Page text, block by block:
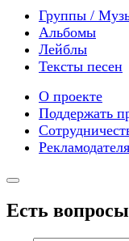
Группы /
Альбомы
Лейблы
Тексты песен
О проекте
Поддержать
Есть